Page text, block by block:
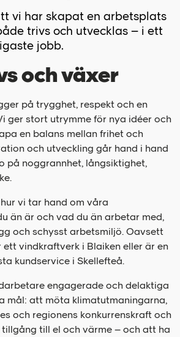
vi har skapat en arbetsplats
trivs och utvecklas – i ett
jobb.
och växer
på trygghet, respekt och en
ger stort utrymme för nya idéer och
en balans mellan frihet och
och utveckling går hand i hand
på noggrannhet, långsiktighet,
vi tar hand om våra
än är och vad du än arbetar med,
och schysst arbetsmiljö. Oavsett
vindkraftverk i Blaiken eller är en
kundservice i Skellefteå.
engagerade och delaktiga
mål: att möta klimatutmaningarna,
och regionens konkurrenskraft och
till el och värme – och att ha